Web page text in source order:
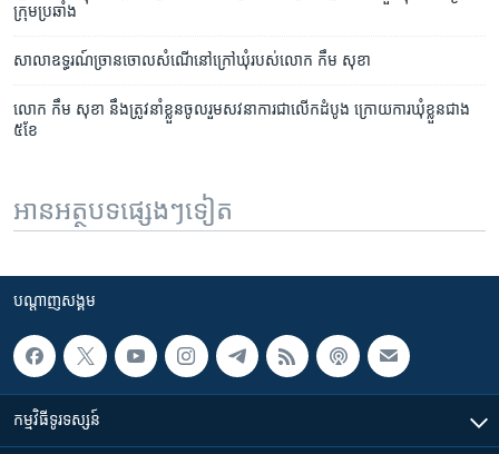
ក្រុម​ប្រឆាំង​
សាលា​ឧទ្ធរណ៍​ច្រានចោល​សំណើ​នៅ​ក្រៅ​ឃុំ​របស់​លោក​ កឹម សុខា
លោក​ ​កឹម សុខា​ ​នឹង​ត្រូវ​នាំ​ខ្លួន​ចូលរួម​សវនាការ​ជា​លើក​ដំបូង​ ​ក្រោយ​ការ​ឃុំ​ខ្លួន​ជាង​
៥ខែ
អានអត្ថបទផ្សេងៗទៀត
បណ្តាញ​សង្គម
កម្មវិធី​ទូរទស្សន៍